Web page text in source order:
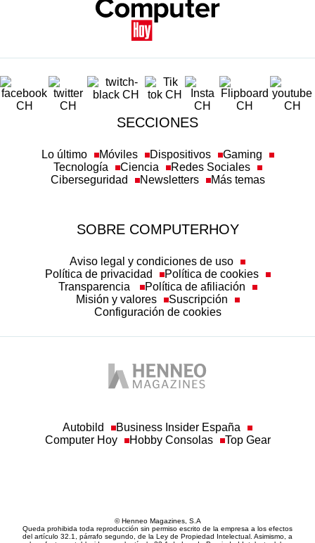
SECCIONES
Móviles Dispositivos
Aviso legal y condiciones de uso
Misión y valores
Suscripción
Configuración de cookies
Business Insider España
sus redactores o autores.